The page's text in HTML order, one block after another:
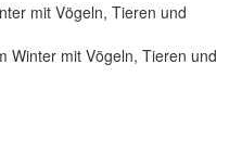
mit Vögeln, Tieren und
Winter mit Vögeln, Tieren und